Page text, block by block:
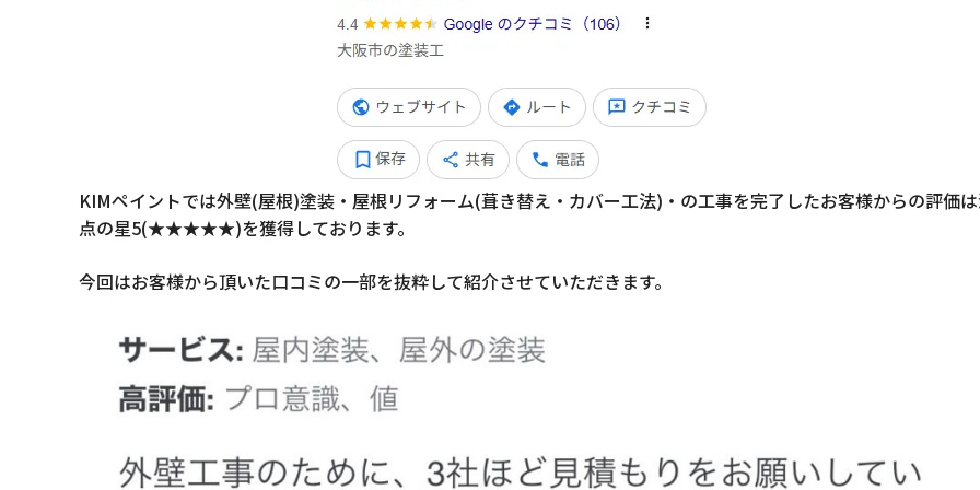
KIMペイントでは外壁(屋根)塗装・屋根リフォーム(葺き替え・カバー工法)・の工事を完了したお客様からの評価
点の星5(★★★★★)を獲得しております。
今回はお客様から頂いた口コミの一部を抜粋して紹介させていただきます。